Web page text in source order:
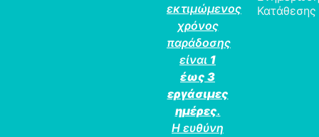
εκτιμώμενος
χρόνος
παράδοσης
είναι 1
έως 3
εργάσιμες
ημέρες.
Η ευθύνη
Κατάθεσης